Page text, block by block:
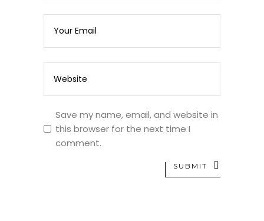
Save my name, email, and website in
this browser for the next time I
comment.
SUBMIT